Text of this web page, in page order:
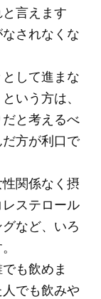
言えます
されなくな
して進まな
いう方は、
と考えるべ
方が利口で
関係なく摂
ステロール
など、いろ
も飲めま
でも飲みや